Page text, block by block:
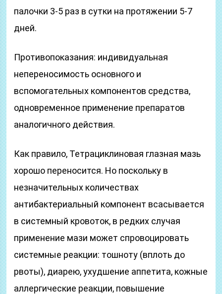
палочки 3-5 раз в сутки на протяжении 5-7
дней.
Противопоказания: индивидуальная
непереносимость основного и
вспомогательных компонентов средства,
одновременное применение препаратов
аналогичного действия.
Как правило, Тетрациклиновая глазная мазь
хорошо переносится. Но поскольку в
незначительных количествах
антибактериальный компонент всасывается
в системный кровоток, в редких случая
применение мази может спровоцировать
системные реакции: тошноту (вплоть до
рвоты), диарею, ухудшение аппетита, кожные
аллергические реакции, повышение